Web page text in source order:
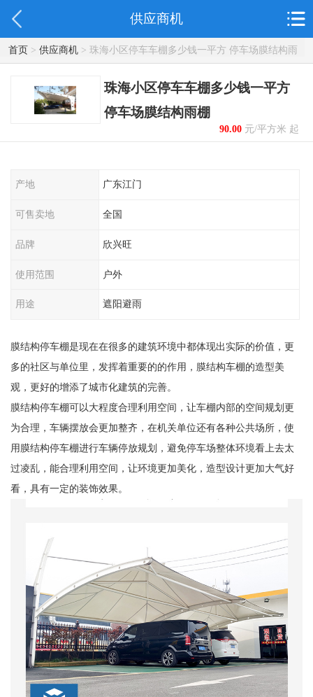
供应商机
首页> 供应商机> 珠海小区停车车棚多少钱一平方 停车场膜结构雨
棚
珠海小区停车车棚多少钱一平方
停车场膜结构雨棚
90.00元/平方米 起
产地 广东江门
可售卖地 全国
品牌 欣兴旺
使用范围 户外
用途 遮阳避雨
膜结构停车棚是现在在很多的建筑环境中都体现出实际的价值，更
多的社区与单位里，发挥着重要的的作用，膜结构车棚的造型美
观，更好的增添了城市化建筑的完善。
膜结构停车棚可以大程度合理利用空间，让车棚内部的空间规划更
为合理，车辆摆放会更加整齐，在机关单位还有各种公共场所，使
用膜结构停车棚进行车辆停放规划，避免停车场整体环境看上去太
过凌乱，能合理利用空间，让环境更加美化，造型设计更加大气好
看，具有一定的装饰效果。